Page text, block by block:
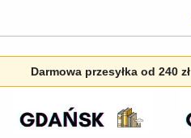
Darmowa przesyłka od 240 zł